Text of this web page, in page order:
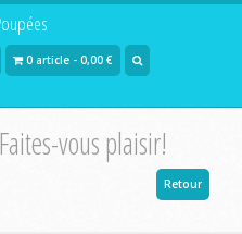
0 article - 0,00 €
Faites-vous plaisir!
Retour